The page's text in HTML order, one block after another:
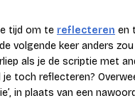
tijd om te reflecteren en
volgende keer anders
als je de scriptie met
je toch reflecteren?
in plaats van een